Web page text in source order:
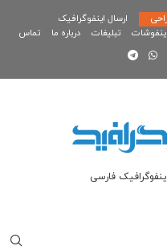
ارسال اینفوگرافیک
اینفوشات تبلیغات درباره ما تماس
فارسی